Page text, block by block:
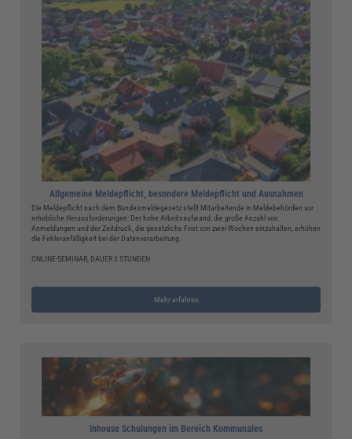
Allgemeine Meldepflicht, besondere Meldepflicht und Ausnahmen
Die Meldepflicht nach dem Bundesmeldegesetz stellt Mitarbeitende in Meldebehörden vor
erhebliche Herausforderungen: Der hohe Arbeitsaufwand, die große Anzahl von
Anmeldungen und der Zeitdruck, die gesetzliche Frist von zwei Wochen einzuhalten, erhöhen
die Fehleranfälligkeit bei der Datenverarbeitung.
ONLINE-SEMINAR, DAUER 3 STUNDEN
Mehr erfahren
Inhouse Schulungen im Bereich Kommunales